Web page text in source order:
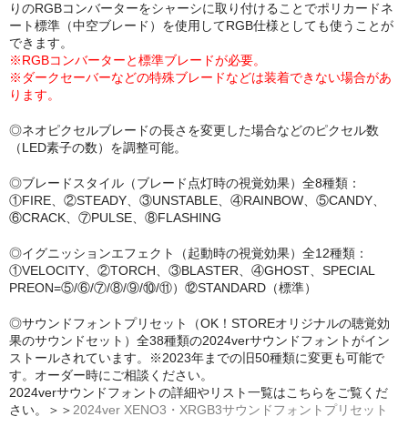
りのRGBコンバーターをシャーシに取り付けることでポリカードネ
ート標準（中空ブレード）を使用してRGB仕様としても使うことが
できます。
※RGBコンバーターと標準ブレードが必要。
※ダークセーバーなどの特殊ブレードなどは装着できない場合があ
ります。
◎ネオピクセルブレードの長さを変更した場合などのピクセル数
（LED素子の数）を調整可能。
◎ブレードスタイル（ブレード点灯時の視覚効果）全8種類：
①FIRE、②STEADY、③UNSTABLE、④RAINBOW、⑤CANDY、
⑥CRACK、⑦PULSE、⑧FLASHING
◎イグニッションエフェクト（起動時の視覚効果）全12種類：
①VELOCITY、②TORCH、③BLASTER、④GHOST、SPECIAL
PREON=⑤/⑥/⑦/⑧/⑨/⑩/⑪）⑫STANDARD（標準）
◎サウンドフォントプリセット（OK！STOREオリジナルの聴覚効
果のサウンドセット）全38種類の2024verサウンドフォントがイン
ストールされています。※2023年までの旧50種類に変更も可能で
す。オーダー時にご相談ください。
2024verサウンドフォントの詳細やリスト一覧はこちらをご覧くだ
さい。＞＞ 2024ver XENO3・XRGB3サウンドフォントプリセット